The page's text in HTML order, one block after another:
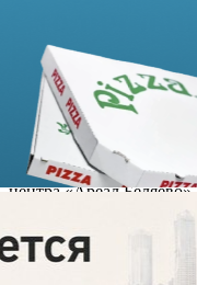
Беляево»
15.05.2024 г. в 18:20
2 мин
В рамках обновления
центра «Ареал
намерена разместить
площадью 300 кв.
арендаторов категорий